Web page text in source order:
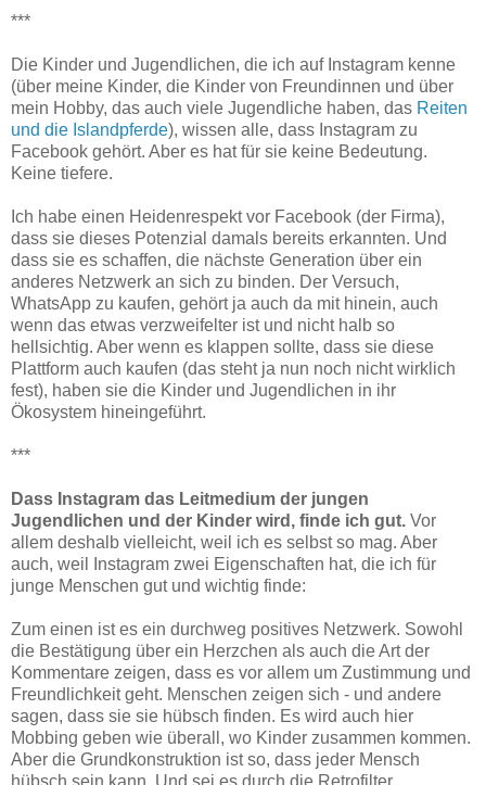
***
Die Kinder und Jugendlichen, die ich auf Instagram kenne
(über meine Kinder, die Kinder von Freundinnen und über
mein Hobby, das auch viele Jugendliche haben, das Reiten
und die Islandpferde), wissen alle, dass Instagram zu
Facebook gehört. Aber es hat für sie keine Bedeutung.
Keine tiefere.
Ich habe einen Heidenrespekt vor Facebook (der Firma),
dass sie dieses Potenzial damals bereits erkannten. Und
dass sie es schaffen, die nächste Generation über ein
anderes Netzwerk an sich zu binden. Der Versuch,
WhatsApp zu kaufen, gehört ja auch da mit hinein, auch
wenn das etwas verzweifelter ist und nicht halb so
hellsichtig. Aber wenn es klappen sollte, dass sie diese
Plattform auch kaufen (das steht ja nun noch nicht wirklich
fest), haben sie die Kinder und Jugendlichen in ihr
Ökosystem hineingeführt.
***
Dass Instagram das Leitmedium der jungen
Jugendlichen und der Kinder wird, finde ich gut. Vor
allem deshalb vielleicht, weil ich es selbst so mag. Aber
auch, weil Instagram zwei Eigenschaften hat, die ich für
junge Menschen gut und wichtig finde:
Zum einen ist es ein durchweg positives Netzwerk. Sowohl
die Bestätigung über ein Herzchen als auch die Art der
Kommentare zeigen, dass es vor allem um Zustimmung und
Freundlichkeit geht. Menschen zeigen sich - und andere
sagen, dass sie sie hübsch finden. Es wird auch hier
Mobbing geben wie überall, wo Kinder zusammen kommen.
Aber die Grundkonstruktion ist so, dass jeder Mensch
hübsch sein kann. Und sei es durch die Retrofilter.